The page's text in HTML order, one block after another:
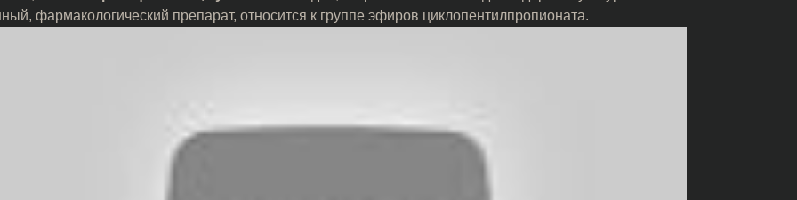
фармакологический препарат, относится к группе эфиров циклопентилпропионата.